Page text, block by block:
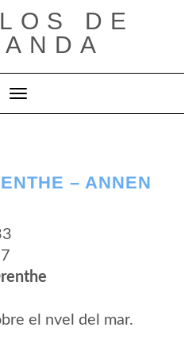
DE
Cambiar modo de navegación
– ANNEN
el nvel del mar.